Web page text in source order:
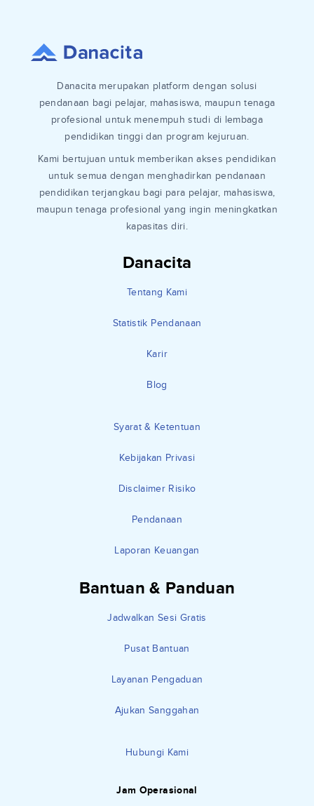
Danacita
Tentang Kami
Statistik Pendanaan
Karir
Blog
Syarat & Ketentuan
Kebijakan Privasi
Disclaimer Risiko
Pendanaan
Laporan Keuangan
Bantuan & Panduan
Jadwalkan Sesi Gratis
Pusat Bantuan
Layanan Pengaduan
Ajukan Sanggahan
Hubungi Kami
Jam Operasional
Danacita merupakan platform dengan solusi
pendanaan bagi pelajar, mahasiswa, maupun tenaga
profesional untuk menempuh studi di lembaga
pendidikan tinggi dan program kejuruan.
Kami bertujuan untuk memberikan akses pendidikan
untuk semua dengan menghadirkan pendanaan
pendidikan terjangkau bagi para pelajar, mahasiswa,
maupun tenaga profesional yang ingin meningkatkan
kapasitas diri.